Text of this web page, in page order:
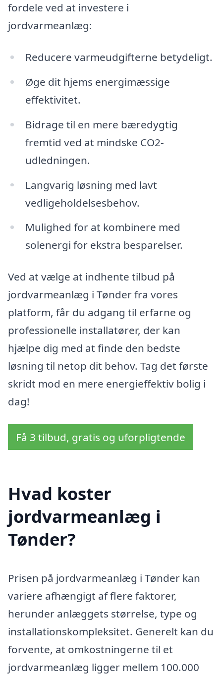
fordele ved at investere i
jordvarmeanlæg:
Reducere varmeudgifterne betydeligt.
Øge dit hjems energimæssige
effektivitet.
Bidrage til en mere bæredygtig
fremtid ved at mindske CO2-
udledningen.
Langvarig løsning med lavt
vedligeholdelsesbehov.
Mulighed for at kombinere med
solenergi for ekstra besparelser.
Ved at vælge at indhente tilbud på
jordvarmeanlæg i Tønder fra vores
platform, får du adgang til erfarne og
professionelle installatører, der kan
hjælpe dig med at finde den bedste
løsning til netop dit behov. Tag det første
skridt mod en mere energieffektiv bolig i
dag!
Få 3 tilbud, gratis og uforpligtende
Hvad koster
jordvarmeanlæg i
Tønder?
Prisen på jordvarmeanlæg i Tønder kan
variere afhængigt af flere faktorer,
herunder anlæggets størrelse, type og
installationskompleksitet. Generelt kan du
forvente, at omkostningerne til et
jordvarmeanlæg ligger mellem 100.000